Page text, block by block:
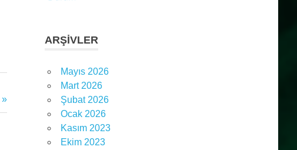
ARŞIVLER
Mayıs 2026
Mart 2026
Şubat 2026
Ocak 2026
Kasım 2023
Ekim 2023